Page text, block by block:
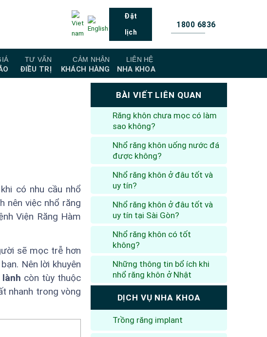
Đặt
lịch
1800 6836
TƯ VẤN
ĐIỀU TRỊ
CẢM NHẬN
KHÁCH HÀNG
LIÊN HỆ
NHA KHOA
có nhu cầu nhổ
nên việc nhổ răng
Viện Răng Hàm
sẽ mọc trễ hơn
Nên lời khuyên
còn tùy thuộc
nhanh trong vòng
BÀI VIẾT LIÊN QUAN
Răng khôn chưa mọc có làm
sao không?
Nhổ răng khôn uống nước đá
được không?
Nhổ răng khôn ở đâu tốt và
uy tín?
Nhổ răng khôn ở đâu tốt và
uy tín tại Sài Gòn?
Nhổ răng khôn có tốt
không?
Những thông tin bổ ích khi
nhổ răng khôn ở Nhật
DỊCH VỤ NHA KHOA
Trồng răng implant